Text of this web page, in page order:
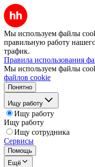
Мы используем файлы
правильную работу
трафик.
Правила использования
Мы используем файлы
файлов cookie
Понятно
Ищу работу
Ищу работу
Ищу работу
Ищу сотрудника
Сервисы
Помощь
Ещё